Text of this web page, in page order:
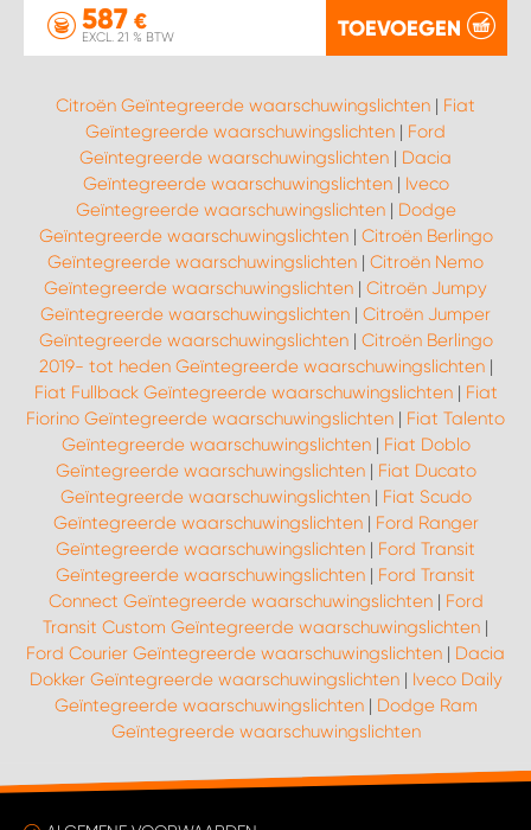
587 €
EXCL. 21 % BTW TOEVOEGEN
Citroën Geïntegreerde waarschuwingslichten | Fiat
Geïntegreerde waarschuwingslichten | Ford
Geïntegreerde waarschuwingslichten | Dacia
Geïntegreerde waarschuwingslichten| Iveco
Geïntegreerde waarschuwingslichten| Dodge
Geïntegreerde waarschuwingslichten| Citroën Berlingo
Geïntegreerde waarschuwingslichten | Citroën Nemo
Geïntegreerde waarschuwingslichten | Citroën Jumpy
Geïntegreerde waarschuwingslichten | Citroën Jumper
Geïntegreerde waarschuwingslichten| Citroën Berlingo
2019- tot heden Geïntegreerde waarschuwingslichten|
Fiat Fullback Geïntegreerde waarschuwingslichten| Fiat
Fiorino Geïntegreerde waarschuwingslichten | Fiat Talento
Geïntegreerde waarschuwingslichten| Fiat Doblo
Geïntegreerde waarschuwingslichten| Fiat Ducato
Geïntegreerde waarschuwingslichten| Fiat Scudo
Geïntegreerde waarschuwingslichten| Ford Ranger
Geïntegreerde waarschuwingslichten | Ford Transit
Geïntegreerde waarschuwingslichten | Ford Transit
Connect Geïntegreerde waarschuwingslichten| Ford
Transit Custom Geïntegreerde waarschuwingslichten |
Ford Courier Geïntegreerde waarschuwingslichten | Dacia
Dokker Geïntegreerde waarschuwingslichten| Iveco Daily
Geïntegreerde waarschuwingslichten| Dodge Ram
Geïntegreerde waarschuwingslichten